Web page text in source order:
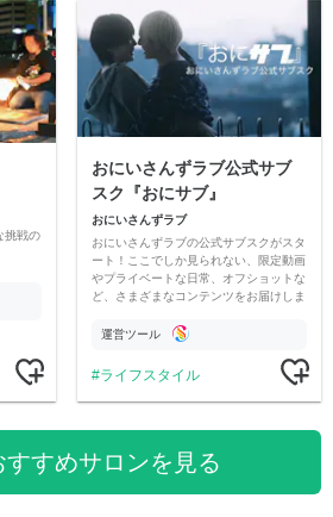
挑戦の
おにいさんずラブ公式サブ
スク『おにサブ』
おにいさんずラブ
おにいさんずラブの公式サブスクがスタ
ート！ここでしか見られない、限定動画
やプライベートな日常、オフショットな
ど、さまざまなコンテンツをお届けしま
運営ツール
ライフスタイル
すすめサロンを見る